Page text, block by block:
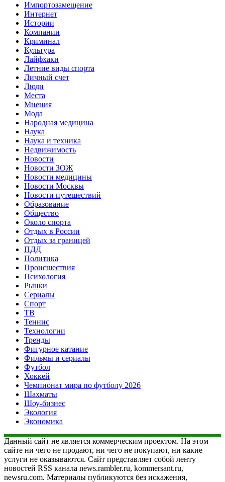
Импортозамещение
Интернет
Истории
Компании
Криминал
Культура
Лайфхаки
Летние виды спорта
Личный счет
Люди
Места
Мнения
Мода
Народная медицина
Наука
Наука и техника
Недвижимость
Новости
Новости ЗОЖ
Новости медицины
Новости Москвы
Новости путешествий
Образование
Общество
Около спорта
Отдых в России
Отдых за границей
ПДД
Политика
Происшествия
Психология
Рынки
Сериалы
Спорт
ТВ
Теннис
Технологии
Тренды
Фигурное катание
Фильмы и сериалы
Футбол
Хоккей
Чемпионат мира по футболу 2026
Шахматы
Шоу-бизнес
Экология
Экономика
Данный сайт не является коммерческим проектом. На этом
сайте ни чего не продают, ни чего не покупают, ни какие
услуги не оказываются. Сайт представляет собой ленту
новостей RSS канала news.rambler.ru, kommersant.ru,
newsru.com. Материалы публикуются без искажения,